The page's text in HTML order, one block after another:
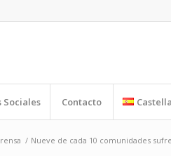
Sociales Contacto
/ Nueve de cada 10 comunidades